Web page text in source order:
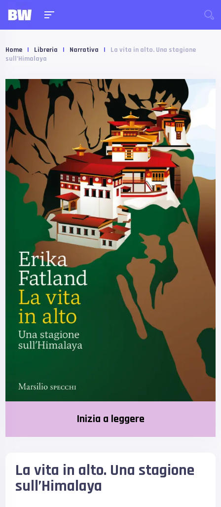
Home | Libreria | Narrativa |
La vita in alto. Una stagione
sull’Himalaya
Inizia a leggere
La vita in alto. Una stagione
sull’Himalaya